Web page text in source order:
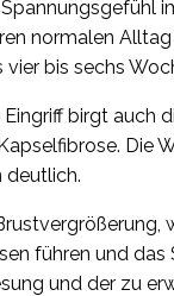
normalen
bis sechs
birgt auch
Die
deutlich.
führen und
und der zu